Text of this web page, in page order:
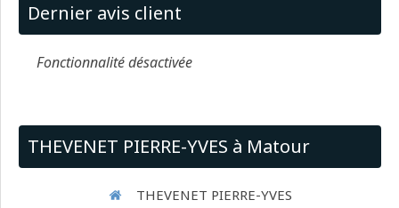
Dernier avis client
Fonctionnalité désactivée
THEVENET PIERRE-YVES à Matour
THEVENET PIERRE-YVES